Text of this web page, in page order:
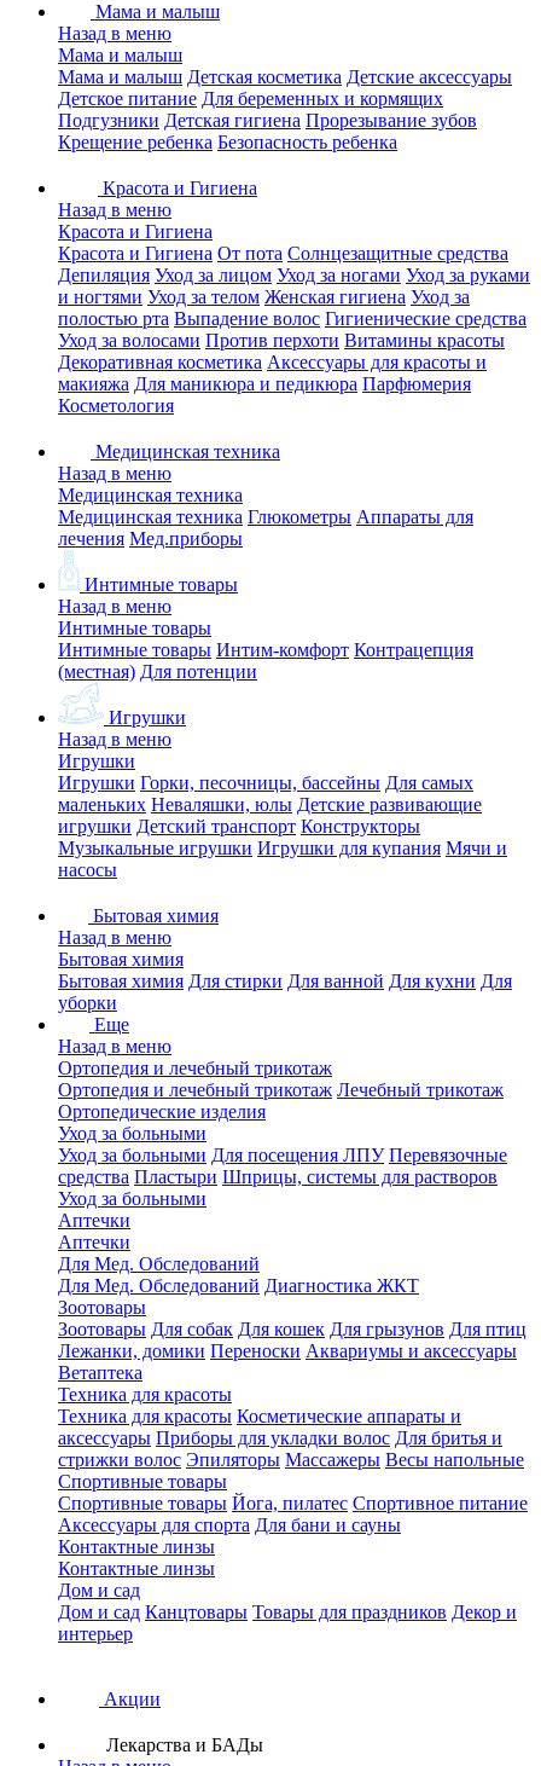
Мама и малыш
Назад в меню
Мама и малыш
Мама и малыш Детская косметика Детские аксессуары
Детское питание Для беременных и кормящих
Подгузники Детская гигиена Прорезывание зубов
Крещение ребенка Безопасность ребенка
Красота и Гигиена
Назад в меню
Красота и Гигиена
Красота и Гигиена От пота Солнцезащитные средства
Депиляция Уход за лицом Уход за ногами Уход за руками
и ногтями Уход за телом Женская гигиена Уход за
полостью рта Выпадение волос Гигиенические средства
Уход за волосами Против перхоти Витамины красоты
Декоративная косметика Аксессуары для красоты и
макияжа Для маникюра и педикюра Парфюмерия
Косметология
Медицинская техника
Назад в меню
Медицинская техника
Медицинская техника Глюкометры Аппараты для
лечения Мед.приборы
Интимные товары
Назад в меню
Интимные товары
Интимные товары Интим-комфорт Контрацепция
(местная) Для потенции
Игрушки
Назад в меню
Игрушки
Игрушки Горки, песочницы, бассейны Для самых
маленьких Неваляшки, юлы Детские развивающие
игрушки Детский транспорт Конструкторы
Музыкальные игрушки Игрушки для купания Мячи и
насосы
Бытовая химия
Назад в меню
Бытовая химия
Бытовая химия Для стирки Для ванной Для кухни Для
уборки
Еще
Назад в меню
Ортопедия и лечебный трикотаж
Ортопедия и лечебный трикотаж Лечебный трикотаж
Ортопедические изделия
Уход за больными
Уход за больными Для посещения ЛПУ Перевязочные
средства Пластыри Шприцы, системы для растворов
Уход за больными
Аптечки
Аптечки
Для Мед. Обследований
Для Мед. Обследований Диагностика ЖКТ
Зоотовары
Зоотовары Для собак Для кошек Для грызунов Для птиц
Лежанки, домики Переноски Аквариумы и аксессуары
Ветаптека
Техника для красоты
Техника для красоты Косметические аппараты и
аксессуары Приборы для укладки волос Для бритья и
стрижки волос Эпиляторы Массажеры Весы напольные
Спортивные товары
Спортивные товары Йога, пилатес Спортивное питание
Аксессуары для спорта Для бани и сауны
Контактные линзы
Контактные линзы
Дом и сад
Дом и сад Канцтовары Товары для праздников Декор и
интерьер
Акции
Лекарства и БАДы